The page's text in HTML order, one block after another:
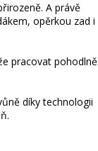
A právě
opěrkou zad i
pracovat pohodlně
díky technologii